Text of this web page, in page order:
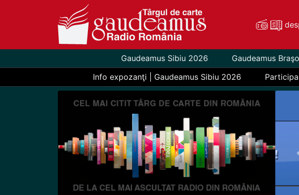
Gaudeamus Sibiu 2026 Gaudeamus
Info expozanţi | Gaudeamus Sibiu 2026